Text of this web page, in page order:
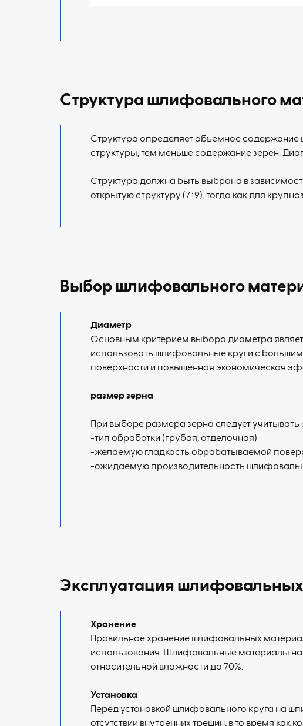
Структура шлифовального
Структура определяет объемное
структуры, тем меньше содержание зерен.
Структура должна быть выбрана в
открытую структуру (7÷9), тогда как для
Выбор шлифовального
Диаметр
Основным критерием выбора диаметра
использовать шлифовальные круги с
поверхности и повышенная экономическая
размер зерна
При выборе размера зерна следует
-тип обработки (грубая, отделочная)
-желаемую гладкость обрабатываемой
-ожидаемую производительность
Эксплуатация
Хранение
Правильное хранение шлифовальных
использования. Шлифовальные материалы на
относительной влажности до 70%.
Установка
Перед установкой шлифовального круга на
отсутствии внутренних трещин, в то время как